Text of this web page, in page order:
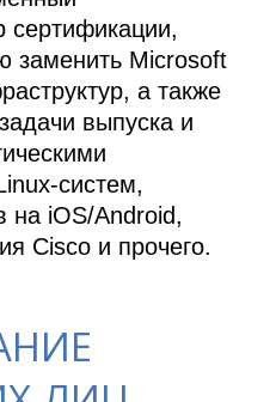
сертификации,
заменить Microsoft
а также
выпуска и
систем,
на iOS/Android,